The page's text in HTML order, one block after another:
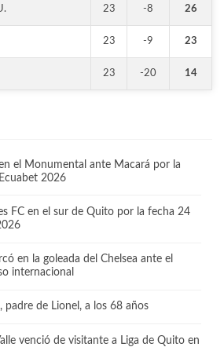
23 -8 26
23 -9 23
23 -20 14
el Monumental ante Macará por la
2026
FC en el sur de Quito por la fecha 24
en la goleada del Chelsea ante el
internacional
padre de Lionel, a los 68 años
venció de visitante a Liga de Quito en